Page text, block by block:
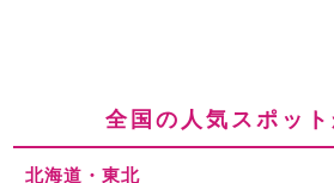
全国の人気スポッ
北海道・東北